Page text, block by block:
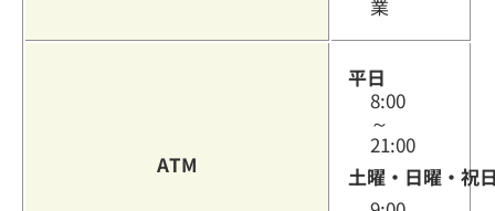
業
ATM
平日
8:00
～
21:00
土曜・日曜・祝